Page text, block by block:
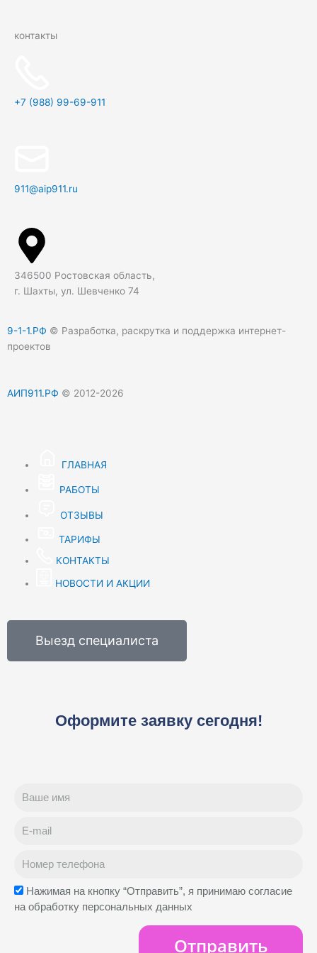
контакты
+7 (988) 99-69-911
911@aip911.ru
346500 Ростовская область,
г. Шахты, ул. Шевченко 74
9-1-1.РФ © Разработка, раскрутка и поддержка интернет-
проектов
АИП911.РФ © 2012-2026
ГЛАВНАЯ
РАБОТЫ
ОТЗЫВЫ
ТАРИФЫ
КОНТАКТЫ
НОВОСТИ И АКЦИИ
Выезд специалиста
Оформите заявку сегодня!
Нажимая на кнопку “Отправить”, я принимаю согласие
на обработку персональных данных
Отправить